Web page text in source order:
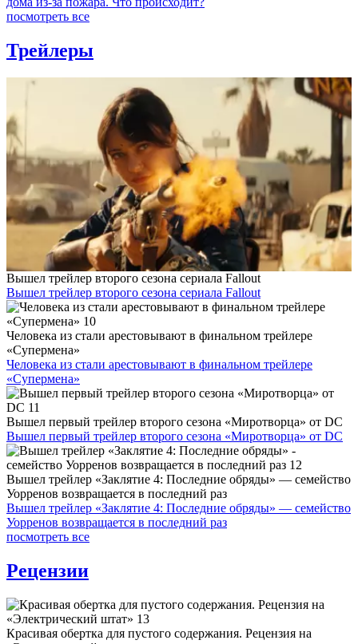
посмотреть все
Трейлеры
Вышел трейлер второго сезона сериала Fallout
Вышел трейлер второго сезона сериала Fallout
Человека из стали арестовывают в финальном трейлере
«Супермена»
Человека из стали арестовывают в финальном трейлере
«Супермена»
Вышел первый трейлер второго сезона «Миротворца» от DC
Вышел первый трейлер второго сезона «Миротворца» от DC
Вышел трейлер «Заклятие 4: Последние обряды» — семейство
Уорренов возвращается в последний раз
Вышел трейлер «Заклятие 4: Последние обряды» — семейство
Уорренов возвращается в последний раз
посмотреть все
Рецензии
Красивая обертка для пустого содержания. Рецензия на